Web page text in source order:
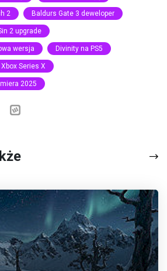
2 Baldurs Gate 3 deweloper
2 upgrade
wersja Divinity na PS5
Series X
2025